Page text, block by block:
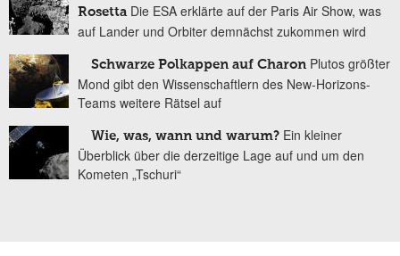
Rosetta Die ESA erklärte auf der Paris Air Show, was
auf Lander und Orbiter demnächst zukommen wird
Schwarze Polkappen auf Charon Plutos größter
Mond gibt den Wissenschaftlern des New-Horizons-
Teams weitere Rätsel auf
Wie, was, wann und warum? Ein kleiner
Überblick über die derzeitige Lage auf und um den
Kometen „Tschuri“